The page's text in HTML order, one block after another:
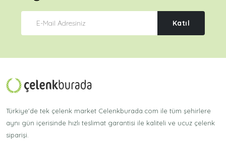
Katıl
Türkiye'de tek çelenk market Celenkburada.com ile tüm şehirlere
aynı gün içerisinde hızlı teslimat garantisi ile kaliteli ve ucuz çelenk
siparişi.